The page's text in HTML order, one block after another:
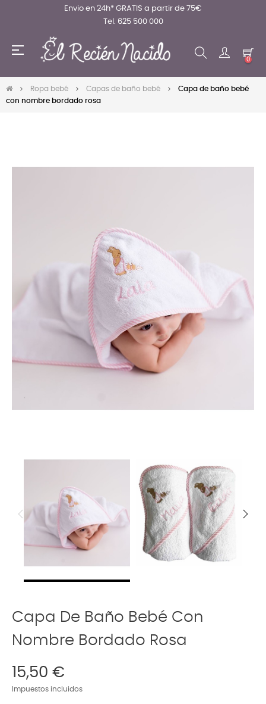
Envio en 24h* GRATIS a partir de 75€
Tel. 625 500 000
Navegación
☰
0
Ropa bebé Capas de baño bebé
Capa de baño bebé
con nombre bordado rosa
Capa De Baño Bebé Con
Nombre Bordado Rosa
15,50 €
Impuestos incluidos